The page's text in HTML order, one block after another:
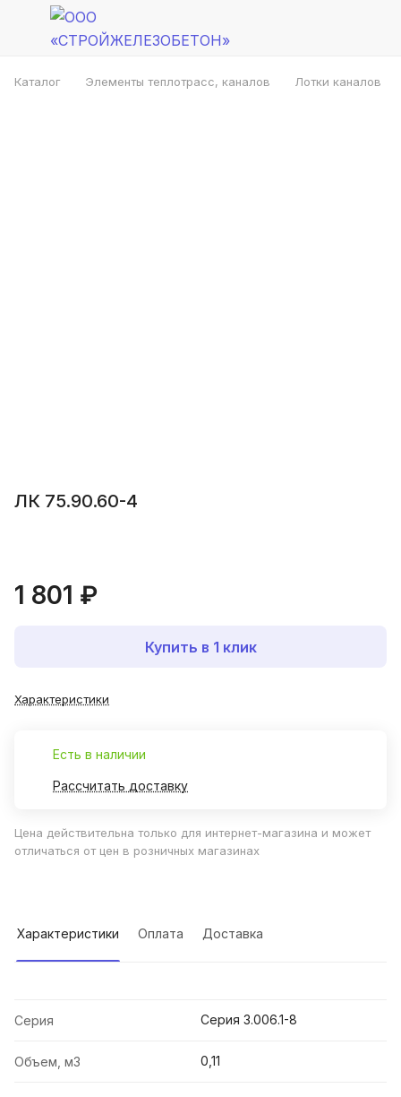
Каталог Элементы теплотрасс, каналов Лотки каналов
ЛК 75.90.60-4
1 801 ₽
Купить в 1 клик
Характеристики
Есть в наличии
Рассчитать доставку
Цена действительна только для интернет-магазина и может
отличаться от цен в розничных магазинах
Характеристики Оплата Доставка
Серия Серия 3.006.1-8
Объем, м3 0,11